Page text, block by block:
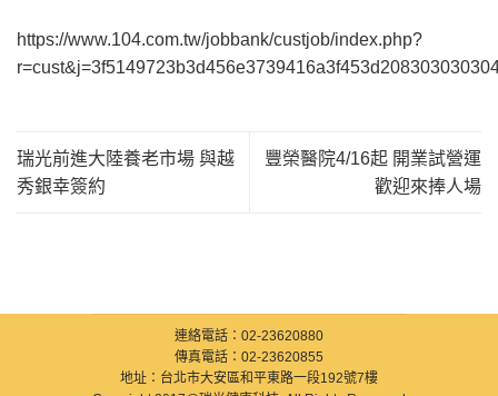
https://www.104.com.tw/jobbank/custjob/index.php?
瑞光前進大陸養老市場 與越
秀銀幸簽約
豐榮醫院4/16起 開業試營運
歡迎來捧人場
連絡電話：02-23620880
傳真電話：02-23620855
地址：台北市大安區和平東路一段192號7樓